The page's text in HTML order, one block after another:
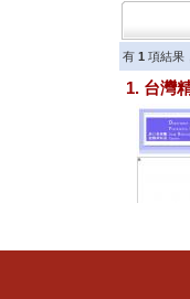
有 1 項結果
1. 台灣